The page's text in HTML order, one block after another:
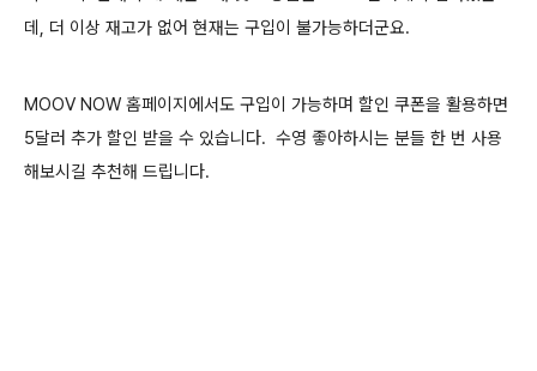
데, 더 이상 재고가 없어 현재는 구입이 불가능하더군요.
MOOV NOW 홈페이지에서도 구입이 가능하며 할인 쿠폰을 활용하면
5달러 추가 할인 받을 수 있습니다. 수영 좋아하시는 분들 한 번 사용
해보시길 추천해 드립니다.